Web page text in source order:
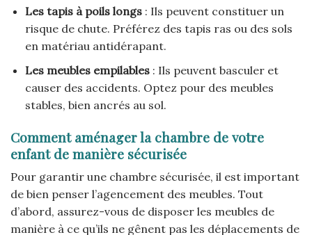
Les tapis à poils longs: Ils peuvent constituer un
risque de chute. Préférez des tapis ras ou des sols
en matériau antidérapant.
Les meubles empilables: Ils peuvent basculer et
causer des accidents. Optez pour des meubles
stables, bien ancrés au sol.
Comment aménager la chambre de votre
enfant de manière sécurisée
Pour garantir une chambre sécurisée, il est important
de bien penser l’agencement des meubles. Tout
d’abord, assurez-vous de disposer les meubles de
manière à ce qu’ils ne gênent pas les déplacements de